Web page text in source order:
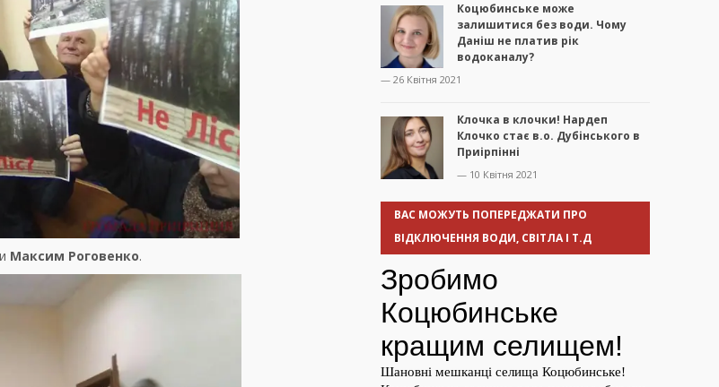
Максим Роговенко.
Коцюбинське може
залишитися без води. Чому
Даніш не платив рік
водоканалу?
— 26 Квітня 2021
Клочка в клочки! Нардеп
Клочко стає в.о. Дубінського в
Приірпінні
— 10 Квітня 2021
ВАС МОЖУТЬ ПОПЕРЕДЖАТИ ПРО
ВІДКЛЮЧЕННЯ ВОДИ, СВІТЛА І Т.Д